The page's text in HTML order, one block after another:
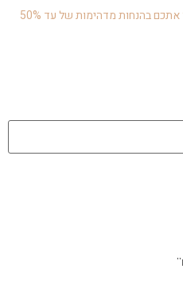
לרגל השקת האתר החדש שלנו פינקנו אתכם בהנחות מדהימות של עד 50%